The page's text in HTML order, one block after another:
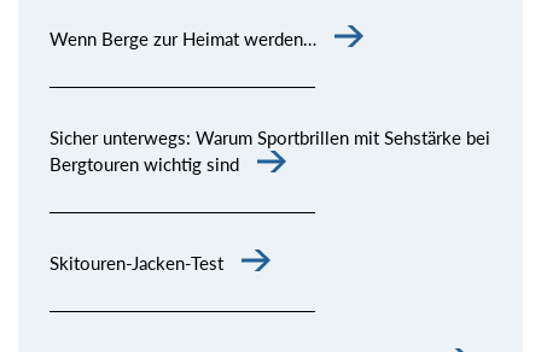
Wenn Berge zur Heimat werden…
Sicher unterwegs: Warum Sportbrillen mit Sehstärke bei
Bergtouren wichtig sind
Skitouren-Jacken-Test